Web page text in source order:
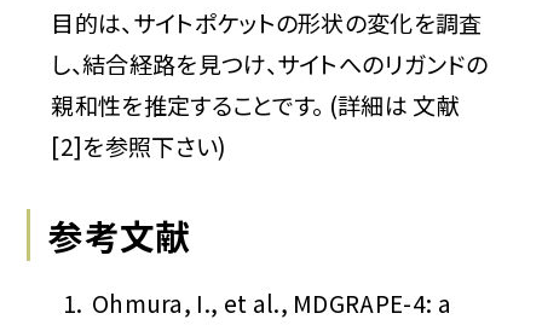
目的は、サイトポケットの形状の変化を調査
し、結合経路を見つけ、サイトへのリガンドの
親和性を推定することです。 (詳細は 文献
[2]を参照下さい)
参考文献
1. Ohmura, I., et al., MDGRAPE-4: a